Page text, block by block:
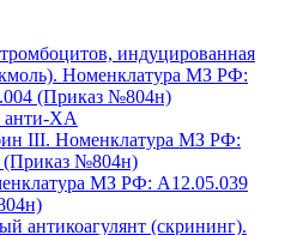
индуцированная
Номенклатура МЗ РФ:
(Приказ №804н)
анти-ХА
III. Номенклатура МЗ РФ:
(Приказ №804н)
МЗ РФ: A12.05.039
антикоагулянт (скрининг).